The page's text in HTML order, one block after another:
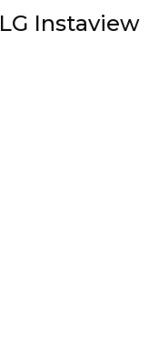
LG Instaview